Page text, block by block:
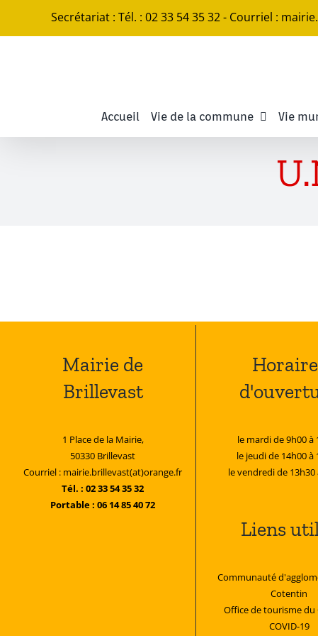
contenu
Secrétariat : Tél. : 02 33 54 35 32 - Courriel :
Accueil Vie de la commune Vie
Mairie de
Brillevast
1 Place de la Mairie,
50330 Brillevast
Courriel : mairie.brillevast(at)orange.fr
Tél. : 02 33 54 35 32
Portable : 06 14 85 40 72
le mardi de 9h00 à
le jeudi de 14h00 à
le vendredi de 13h30
Liens
Communauté
Cotentin
Office de tourisme du
COVID-19